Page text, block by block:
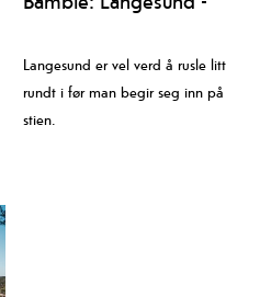
Langesund er vel verd å rusle litt
rundt i før man begir seg inn på
stien.